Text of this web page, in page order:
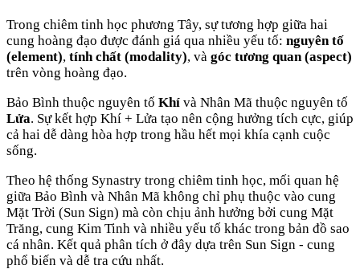
Trong chiêm tinh học phương Tây, sự tương hợp giữa hai
cung hoàng đạo được đánh giá qua nhiều yếu tố: nguyên tố
(element), tính chất (modality), và góc tương quan (aspect)
trên vòng hoàng đạo.
Bảo Bình thuộc nguyên tố Khí và Nhân Mã thuộc nguyên tố
Lửa. Sự kết hợp Khí + Lửa tạo nên cộng hưởng tích cực, giúp
cả hai dễ dàng hòa hợp trong hầu hết mọi khía cạnh cuộc
sống.
Theo hệ thống Synastry trong chiêm tinh học, mối quan hệ
giữa Bảo Bình và Nhân Mã không chỉ phụ thuộc vào cung
Mặt Trời (Sun Sign) mà còn chịu ảnh hưởng bởi cung Mặt
Trăng, cung Kim Tinh và nhiều yếu tố khác trong bản đồ sao
cá nhân. Kết quả phân tích ở đây dựa trên Sun Sign - cung
phổ biến và dễ tra cứu nhất.